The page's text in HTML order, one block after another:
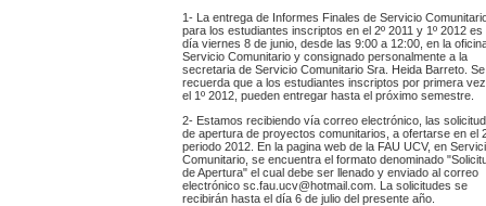
1- La entrega de Informes Finales de Servicio
para los estudiantes inscriptos en el 2º 2011 y 1º 2012 es
día viernes 8 de junio, desde las 9:00 a 12:00, en la
Servicio Comunitario y consignado personalmente a la
secretaria de Servicio Comunitario Sra. Heida Barreto.
recuerda que a los estudiantes inscriptos por primera
el 1º 2012, pueden entregar hasta el próximo semestre.
2- Estamos recibiendo vía correo electrónico, las
de apertura de proyectos comunitarios, a ofertarse en el
periodo 2012. En la pagina web de la FAU UCV, en
Comunitario, se encuentra el formato denominado
de Apertura" el cual debe ser llenado y enviado al correo
electrónico sc.fau.ucv@hotmail.com. La solicitudes se
recibirán hasta el día 6 de julio del presente año.